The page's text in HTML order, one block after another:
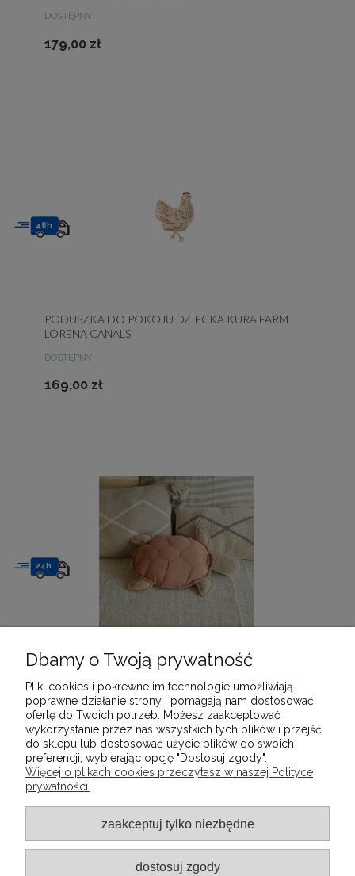
DOSTĘPNY
179,00 zł
PODUSZKA DO POKOJU DZIECKA KURA FARM
LORENA CANALS
DOSTĘPNY
169,00 zł
48h
PODUSZKA DLA DZIECI ŻÓŁW LORENA CANALS
DOSTĘPNY
148,00 zł
24h
POMOC
Dbamy o Twoją prywatność
Pliki cookies i pokrewne im technologie umożliwiają
poprawne działanie strony i pomagają nam dostosować
ofertę do Twoich potrzeb. Możesz zaakceptować
wykorzystanie przez nas wszystkich tych plików i przejść
do sklepu lub dostosować użycie plików do swoich
preferencji, wybierając opcję "Dostosuj zgody".
Więcej o plikach cookies przeczytasz w naszej Polityce
prywatności.
zaakceptuj tylko niezbędne
dostosuj zgody